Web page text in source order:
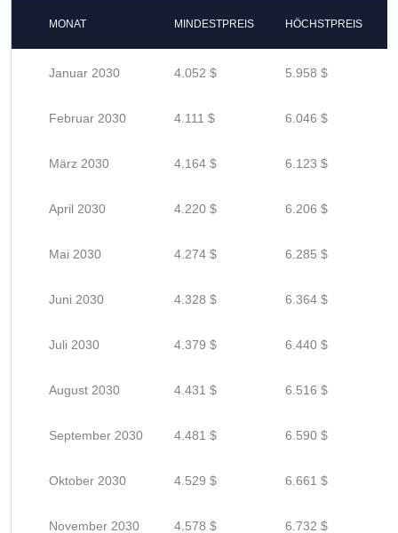
MONAT MINDESTPREIS HÖCHSTPREIS
Januar 2030 4.052 $ 5.958 $
Februar 2030 4.111 $ 6.046 $
März 2030 4.164 $ 6.123 $
April 2030 4.220 $ 6.206 $
Mai 2030 4.274 $ 6.285 $
Juni 2030 4.328 $ 6.364 $
Juli 2030 4.379 $ 6.440 $
August 2030 4.431 $ 6.516 $
September 2030 4.481 $ 6.590 $
Oktober 2030 4.529 $ 6.661 $
November 2030 4.578 $ 6.732 $